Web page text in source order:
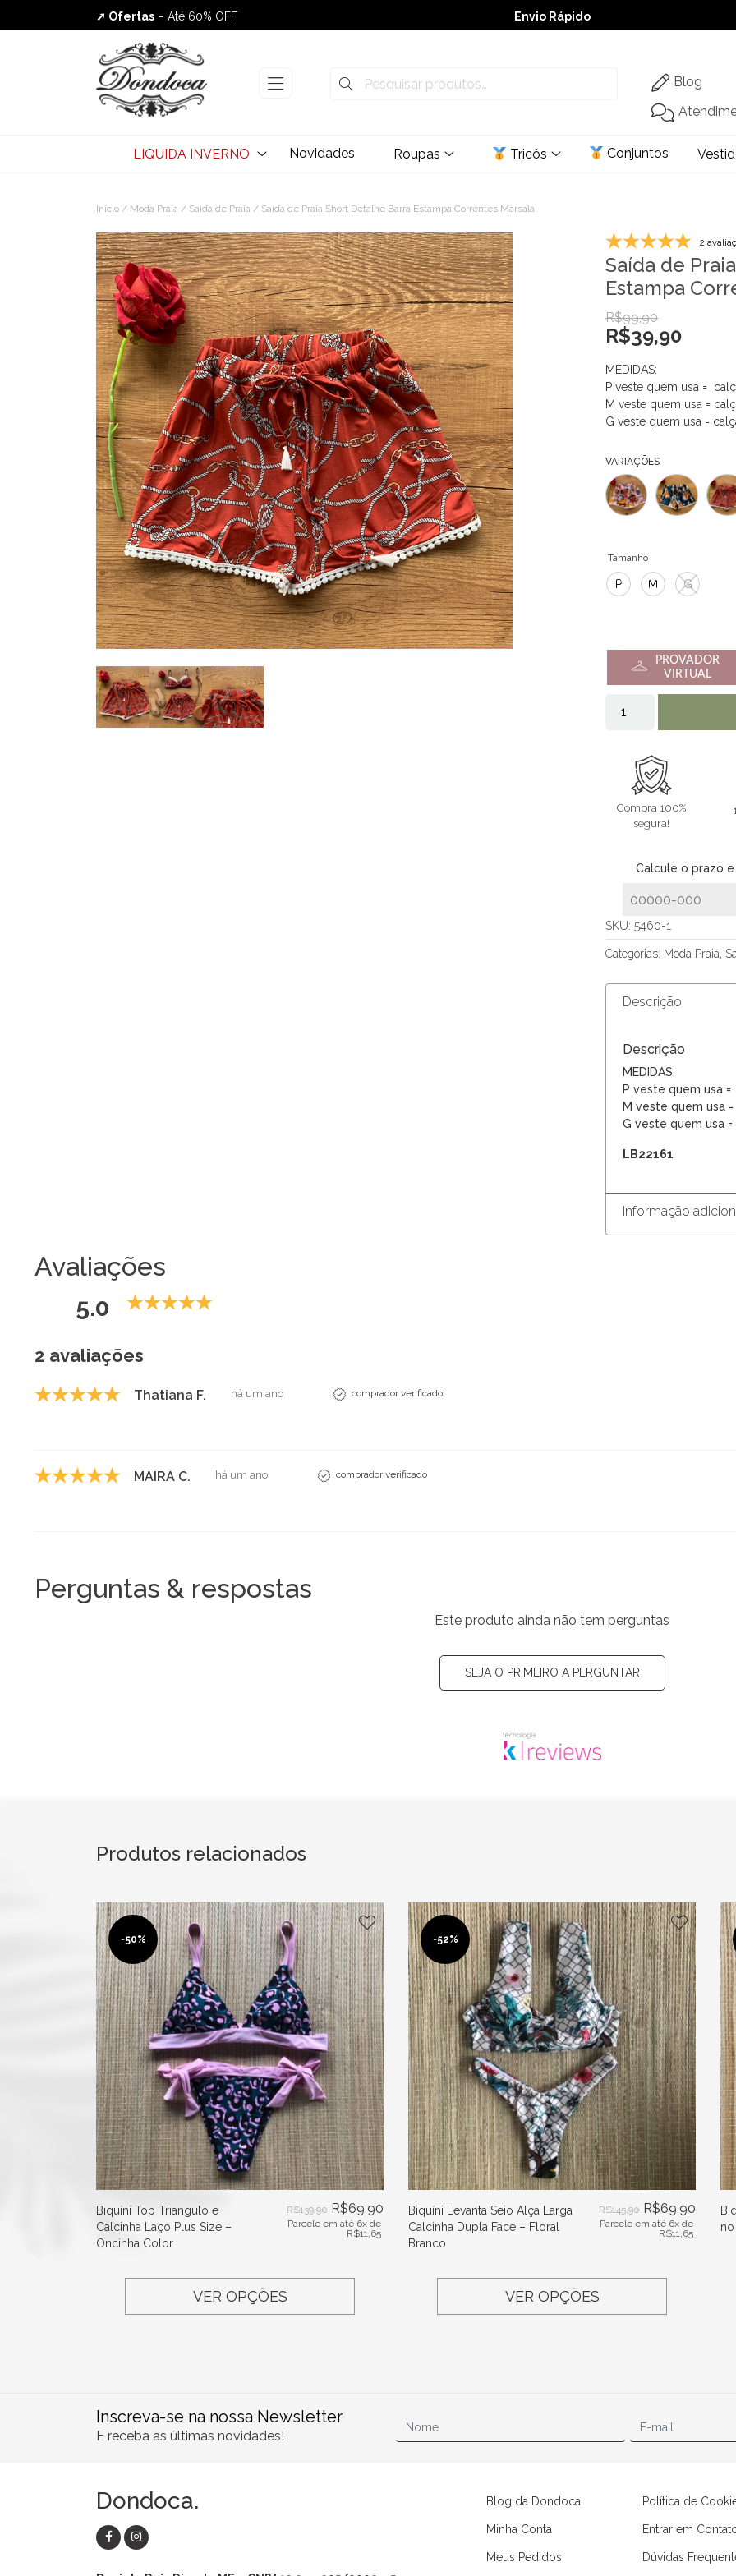
➚ Ofertas – Até 60% OFF
Envio Rápido
Envio Rápido
➚ Ofertas– Até 60% OFF
Blog
LIQUIDA INVERNO Novidades Roupas Tricôs Conjuntos
Início / Moda Praia / Saida de Praia / Saída de Praia Short Detalhe Barra Estampa Correntes Marsala
2
Saída de
Estampa
R$99,90
R$39,90
MEDIDAS:
P veste quem usa =
M veste quem usa =
G veste quem usa =
VARIAÇÕES
Tamanho
P M G
PROVADOR
VIRTUAL
Compra 100%
segura!
Calcule o prazo
SKU: 5460-1
Categorias: Moda Praia,
Descrição
Descrição
MEDIDAS:
P veste quem usa
M veste quem usa
G veste quem usa
LB22161
Informação
Avaliações
5.0
2 avaliações
Thatiana F. há um ano comprador verificado
MAIRA C. há um ano comprador verificado
Perguntas & respostas
Este produto ainda não tem perguntas
SEJA O PRIMEIRO A PERGUNTAR
Produtos relacionados
-50%
Biquíni Top Triangulo e
Calcinha Laço Plus Size –
Oncinha Color
R$139,90 R$69,90
Parcele em até 6x de
R$11,65
VER OPÇÕES
-52%
Biquíni Levanta Seio Alça Larga
Calcinha Dupla Face – Floral
Branco
R$145,90 R$69,90
Parcele em até 6x de
R$11,65
VER OPÇÕES
no
Inscreva-se na nossa Newsletter
E receba as últimas novidades!
Dondoca. Blog da Dondoca
Minha Conta
Meus Pedidos
Política de
Entrar em
Dúvidas